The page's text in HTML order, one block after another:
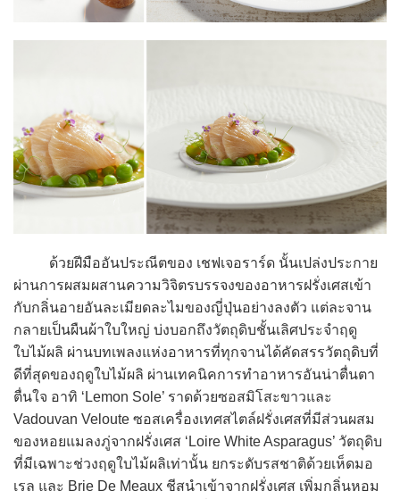
ด้วยฝีมืออันประณีตของ เชฟเจอราร์ด นั้นเปล่งประกาย
ผ่านการผสมผสานความวิจิตรบรรจงของอาหารฝรั่งเศสเข้า
กับกลิ่นอายอันละเมียดละไมของญี่ปุ่นอย่างลงตัว แต่ละจาน
กลายเป็นผืนผ้าใบใหญ่ บ่งบอกถึงวัตถุดิบชั้นเลิศประจำฤดู
ใบไม้ผลิ ผ่านบทเพลงแห่งอาหารที่ทุกจานได้คัดสรรวัตถุดิบที่
ดีที่สุดของฤดูใบไม้ผลิ ผ่านเทคนิคการทำอาหารอันน่าตื่นตา
ตื่นใจ อาทิ ‘Lemon Sole’ ราดด้วยซอสมิโสะขาวและ
Vadouvan Veloute ซอสเครื่องเทศสไตล์ฝรั่งเศสที่มีส่วนผสม
ของหอยแมลงภู่จากฝรั่งเศส ‘Loire White Asparagus’ วัตถุดิบ
ที่มีเฉพาะช่วงฤดูใบไม้ผลิเท่านั้น ยกระดับรสชาติด้วยเห็ดมอ
เรล และ Brie De Meaux ชีสนำเข้าจากฝรั่งเศส เพิ่มกลิ่นหอม